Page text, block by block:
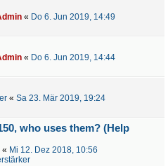
« Do 6. Jun 2019, 14:49
« Do 6. Jun 2019, 14:44
« Sa 23. Mär 2019, 19:24
who uses them? (Help
« Mi 12. Dez 2018, 10:56